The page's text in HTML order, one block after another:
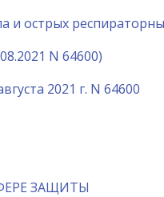
и острых
N 64600)
2021 г. N 64600
ЗАЩИТЫ